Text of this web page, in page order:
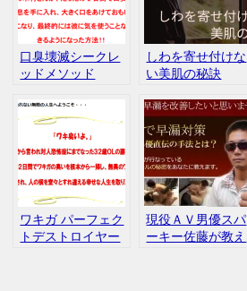
口臭壊滅シークレ
ッドメソッド
しわを寄せ付けな
い美肌の秘訣
ワキガ パーフェク
トデストロイヤー
現役ＡＶ男優スパ
ーキー佐藤が教え